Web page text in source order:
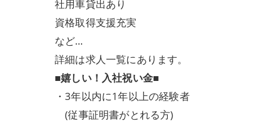
社用車貸出あり
資格取得支援充実
など…
詳細は求人一覧にあります。
■嬉しい！入社祝い金■
・3年以内に1年以上の経験者
(従事証明書がとれる方)